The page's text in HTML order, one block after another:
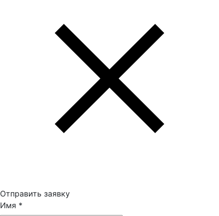
Отправить заявку
Имя *